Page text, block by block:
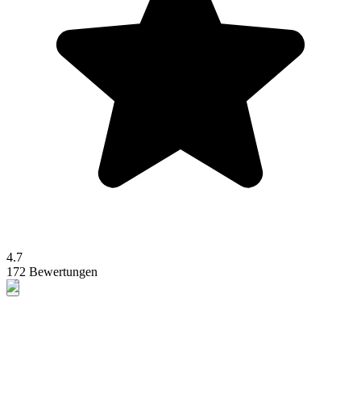
4.7
172 Bewertungen